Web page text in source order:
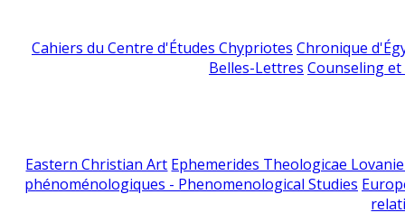
Cahiers du Centre d'Études Chypriotes Chronique
Belles-Lettres Counseling
Eastern Christian Art Ephemerides Theologicae
phénoménologiques - Phenomenological Studies